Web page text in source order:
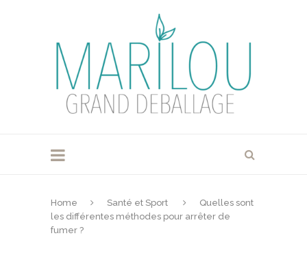
Home Santé et Sport
Quelles sont
les différentes méthodes pour arrêter de
fumer ?